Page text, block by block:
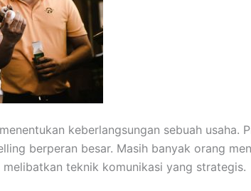
keberlangsungan sebuah usaha.
berperan besar. Masih banyak orang
teknik komunikasi yang strategis.